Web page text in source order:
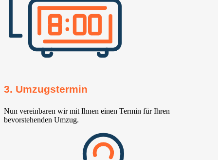
3. Umzugstermin
Nun vereinbaren wir mit Ihnen einen Termin für Ihren
bevorstehenden Umzug.